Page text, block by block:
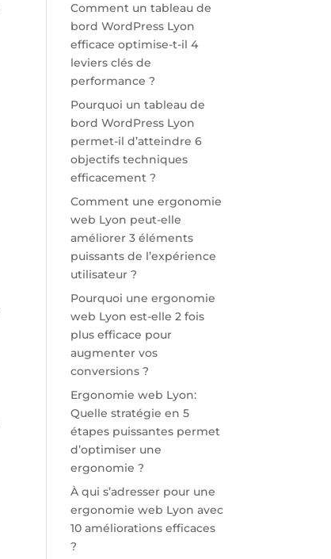
Comment un tableau de
bord WordPress Lyon
efficace optimise-t-il 4
leviers clés de
performance ?
Pourquoi un tableau de
bord WordPress Lyon
permet-il d’atteindre 6
objectifs techniques
efficacement ?
Comment une ergonomie
web Lyon peut-elle
améliorer 3 éléments
puissants de l’expérience
utilisateur ?
Pourquoi une ergonomie
web Lyon est-elle 2 fois
plus efficace pour
augmenter vos
conversions ?
Ergonomie web Lyon:
Quelle stratégie en 5
étapes puissantes permet
d’optimiser une
ergonomie ?
À qui s’adresser pour une
ergonomie web Lyon avec
10 améliorations efficaces
?